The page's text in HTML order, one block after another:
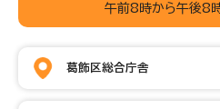
午前8時から午後8
葛飾区総合庁舎